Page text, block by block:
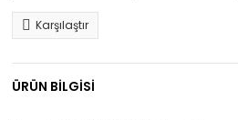
Karşılaştır
ÜRÜN BİLGİSİ